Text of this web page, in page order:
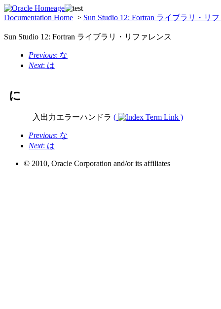
Documentation Home > Sun Studio 12: Fortran ライブラリ・リ
Sun Studio 12: Fortran ライブラリ・リファレンス
Previous: な
Next: は
に
入出力エラーハンドラ ( )
Previous: な
Next: は
© 2010, Oracle Corporation and/or its affiliates